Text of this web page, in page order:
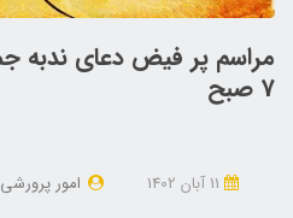
7 صبح
امور پرورشی